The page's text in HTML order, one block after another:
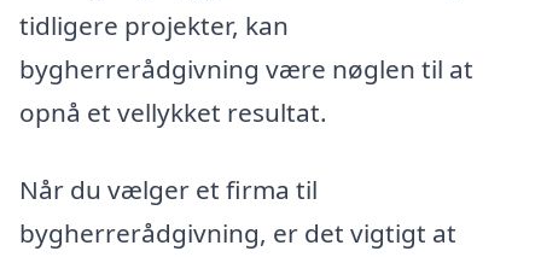
tidligere projekter, kan
bygherrerådgivning være nøglen til at
opnå et vellykket resultat.
Når du vælger et firma til
bygherrerådgivning, er det vigtigt at